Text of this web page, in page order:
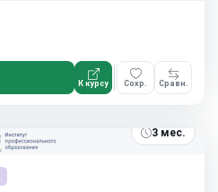
К курсу Сохр. Сравн.
3 мес.